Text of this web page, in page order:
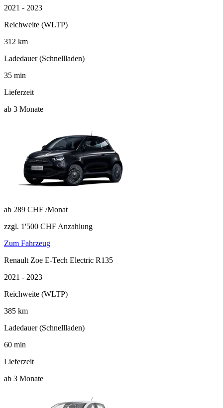
2021 - 2023
Reichweite (WLTP)
312 km
Ladedauer (Schnellladen)
35 min
Lieferzeit
ab 3 Monate
ab 289 CHF /Monat
zzgl. 1'500 CHF Anzahlung
Zum Fahrzeug
Renault Zoe E-Tech Electric R135
2021 - 2023
Reichweite (WLTP)
385 km
Ladedauer (Schnellladen)
60 min
Lieferzeit
ab 3 Monate